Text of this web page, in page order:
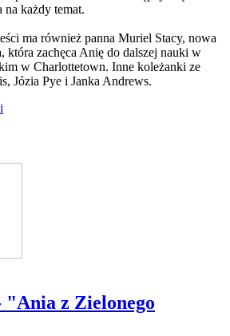
na każdy temat.
ma również panna Muriel Stacy, nowa
która zachęca Anię do dalszej nauki w
w Charlottetown. Inne koleżanki ze
Józia Pye i Janka Andrews.
"Ania z Zielonego